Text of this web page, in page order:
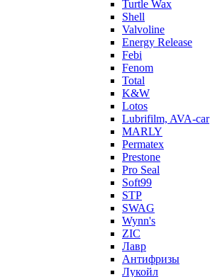
Turtle Wax
Shell
Valvoline
Energy Release
Febi
Fenom
Total
K&W
Lotos
Lubrifilm, AVA-car
MARLY
Permatex
Prestone
Pro Seal
Soft99
STP
SWAG
Wynn's
ZIC
Лавр
Антифризы
Лукойл